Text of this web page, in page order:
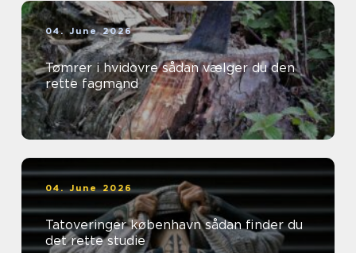
04. June 2026
Tømrer i hvidovre sådan vælger du den
rette fagmand
04. June 2026
Tatoveringer københavn sådan finder du
det rette studie